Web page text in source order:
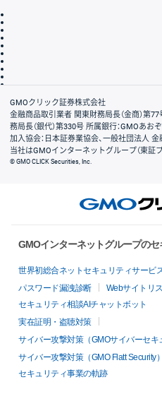
会社案内
GMOクリック証券株式会社
金融商品取引業者 関東財務局長（金商）第
務局長（銀代）第330号 所属銀行：GMOあ
加入協会：日本証券業協会、一般社団法人
当社はGMOインターネットグループ（東証
© GMO CLICK Securities, Inc.
GMOインターネットグループの
世界初総合ネットセキュリティサービ
パスワード漏洩診断
Webサイトリ
セキュリティ相談AIチャットボット
実在証明・盗聴対策
サイバー攻撃対策（GMOサイバーセキ
サイバー攻撃対策（GMO Flatt Security）
セキュリティ事業の軌跡